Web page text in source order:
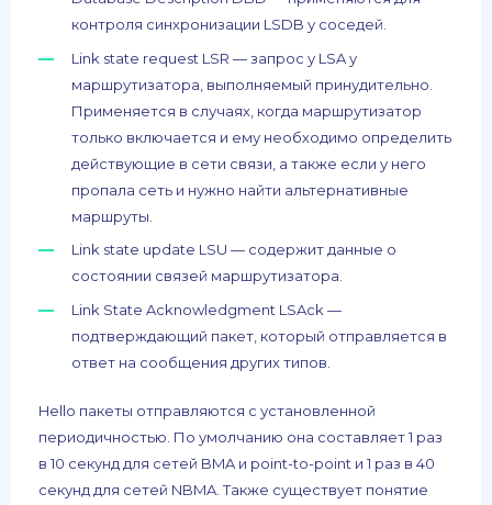
контроля синхронизации LSDB у соседей.
Link state request LSR — запрос у LSA у
маршрутизатора, выполняемый принудительно.
Применяется в случаях, когда маршрутизатор
только включается и ему необходимо определить
действующие в сети связи, а также если у него
пропала сеть и нужно найти альтернативные
маршруты.
Link state update LSU — содержит данные о
состоянии связей маршрутизатора.
Link State Acknowledgment LSAck —
подтверждающий пакет, который отправляется в
ответ на сообщения других типов.
Hello пакеты отправляются с установленной
периодичностью. По умолчанию она составляет 1 раз
в 10 секунд для сетей BMA и point-to-point и 1 раз в 40
секунд для сетей NBMA. Также существует понятие